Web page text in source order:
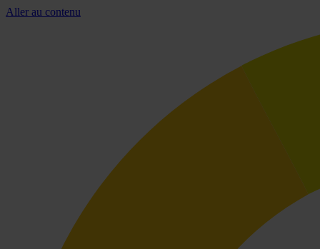
Aller au contenu